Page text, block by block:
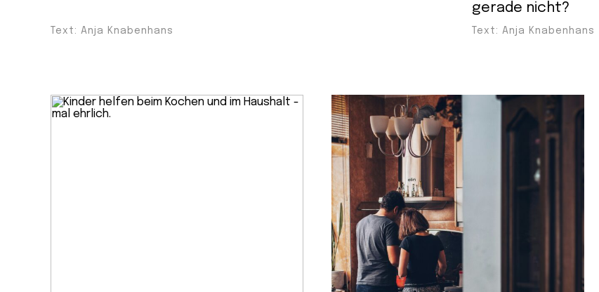
Text: Anja Knabenhans
gerade nicht?
Text: Anja Knabenhans